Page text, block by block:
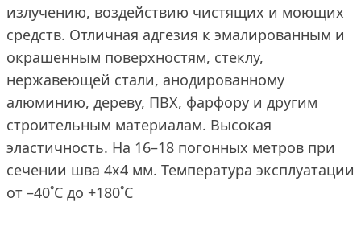
излучению, воздействию чистящих и моющих
средств. Отличная адгезия к эмалированным и
окрашенным поверхностям, стеклу,
нержавеющей стали, анодированному
алюминию, дереву, ПВХ, фарфору и другим
строительным материалам. Высокая
эластичность. На 16–18 погонных метров при
сечении шва 4х4 мм. Температура эксплуатации
от –40˚С до +180˚С